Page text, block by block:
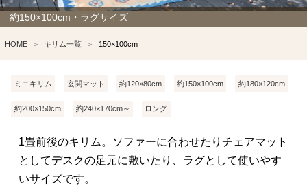
約150×100cm・ラグサイズ
HOME キリム一覧 150×100cm
ミニキリム 玄関マット 約120×80cm 約150×100cm 約180×120cm
約200×150cm 約240×170cm～ ロング
1畳前後のキリム。ソファーに合わせたりチェアマット
としてデスクの足元に敷いたり、ラグとして使いやす
いサイズです。